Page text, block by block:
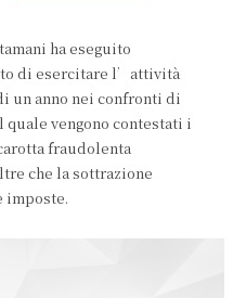
ha eseguito
di esercitare l’attività
un anno nei confronti di
quale vengono contestati i
fraudolenta
che la sottrazione
imposte.